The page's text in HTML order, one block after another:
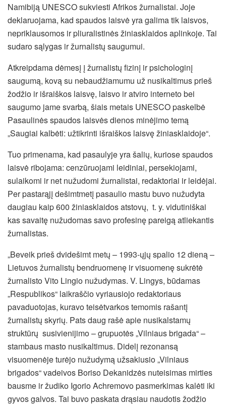
Namibiją UNESCO sukviesti Afrikos žurnalistai. Joje
deklaruojama, kad spaudos laisvė yra galima tik laisvos,
nepriklausomos ir pliuralistinės žiniasklaidos aplinkoje. Tai
sudaro sąlygas ir žurnalistų saugumui.
Atkreipdama dėmesį į žurnalistų fizinį ir psichologinį
saugumą, kovą su nebaudžiamumu už nusikaltimus prieš
žodžio ir išraiškos laisvę, laisvo ir atviro interneto bei
saugumo jame svarbą, šiais metais UNESCO paskelbė
Pasaulinės spaudos laisvės dienos minėjimo temą
„Saugiai kalbėti: užtikrinti išraiškos laisvę žiniasklaidoje“.
Tuo primenama, kad pasaulyje yra šalių, kuriose spaudos
laisvė ribojama: cenzūruojami leidiniai, persekiojami,
sulaikomi ir net nužudomi žurnalistai, redaktoriai ir leidėjai.
Per pastarąjį dešimtmetį pasaulio mastu buvo nužudyta
daugiau kaip 600 žiniasklaidos atstovų, t. y. vidutiniškai
kas savaitę nužudomas savo profesinę pareigą atliekantis
žurnalistas.
„Beveik prieš dvidešimt metų – 1993-ųjų spalio 12 dieną –
Lietuvos žurnalistų bendruomenę ir visuomenę sukrėtė
žurnalisto Vito Lingio nužudymas. V. Lingys, būdamas
„Respublikos“ laikraščio vyriausiojo redaktoriaus
pavaduotojas, kuravo teisėtvarkos temomis rašantį
žurnalistų skyrių. Pats daug rašė apie nusikalstamų
struktūrų susivienijimo – grupuotės „Vilniaus brigada“ –
stambaus masto nusikaltimus. Didelį rezonansą
visuomenėje turėjo nužudymą užsakiusio „Vilniaus
brigados“ vadeivos Boriso Dekanidzės nuteisimas mirties
bausme ir žudiko Igorio Achremovo pasmerkimas kalėti iki
gyvos galvos. Tai buvo paskata drąsiau naudotis žodžio